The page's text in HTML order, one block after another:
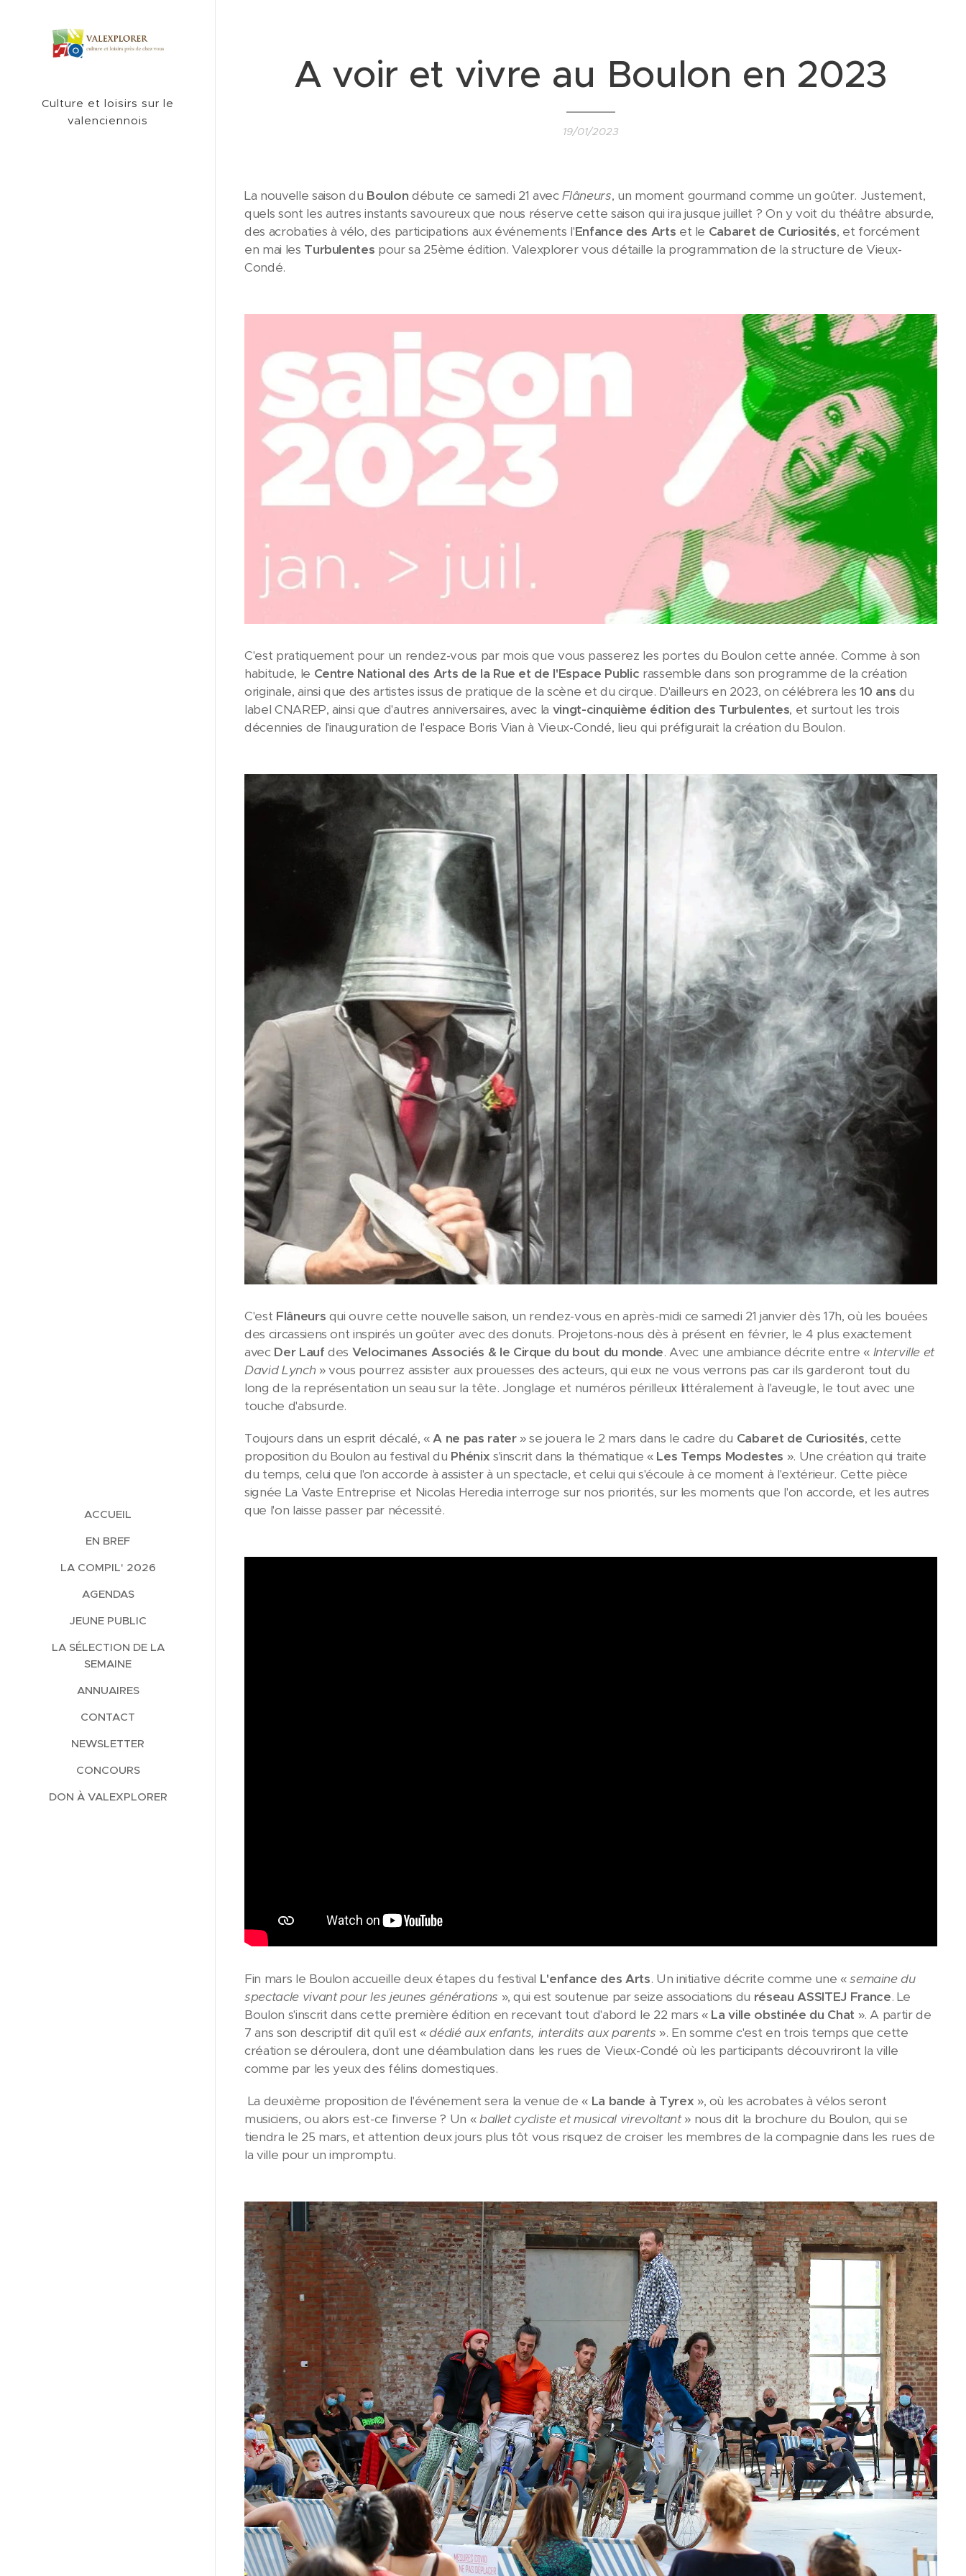
Culture et loisirs sur le
valenciennois
ACCUEIL
EN BREF
LA COMPIL' 2026
AGENDAS
JEUNE PUBLIC
LA SÉLECTION DE LA
SEMAINE
ANNUAIRES
CONTACT
NEWSLETTER
CONCOURS
DON À VALEXPLORER
A voir et vivre au Boulon en 2023
19/01/2023
La nouvelle saison du Boulon débute ce samedi 21 avecFlâneurs, un moment gourmand comme un goûter. Justement,
quels sont les autres instants savoureux que nous réserve cette saison qui ira jusque juillet ? On y voit du théâtre absurde,
des acrobaties à vélo, des participations aux événements l'Enfance des Arts et le Cabaret de Curiosités, et forcément
en mai les Turbulentes pour sa 25ème édition. Valexplorer vous détaille la programmation de la structure de Vieux-
Condé.
C'est pratiquement pour un rendez-vous par mois que vous passerez les portes du Boulon cette année. Comme à son
habitude, le Centre National des Arts de la Rue et de l'Espace Public rassemble dans son programme de la création
originale, ainsi que des artistes issus de pratique de la scène et du cirque. D'ailleurs en 2023, on célébrera les10 ans du
label CNAREP, ainsi que d'autres anniversaires, avec la vingt-cinquième édition des Turbulentes, et surtout les trois
décennies de l'inauguration de l'espace Boris Vian à Vieux-Condé, lieu qui préfigurait la création du Boulon.
C'est Flâneurs qui ouvre cette nouvelle saison, un rendez-vous en après-midi ce samedi 21 janvier dès 17h, où les bouées
des circassiens ont inspirés un goûter avec des donuts. Projetons-nous dès à présent en février, le 4 plus exactement
avec Der Laufdes Velocimanes Associés & le Cirque du bout du monde. Avec une ambiance décrite entre « Interville et
David Lynch » vous pourrez assister aux prouesses des acteurs, qui eux ne vous verrons pas car ils garderont tout du
long de la représentation un seau sur la tête. Jonglage et numéros périlleux littéralement à l'aveugle, le tout avec une
touche d'absurde.
Toujours dans un esprit décalé, «A ne pas rater » se jouera le 2 mars dans le cadre du Cabaret de Curiosités, cette
proposition du Boulon au festival du Phénix s'inscrit dans la thématique « Les Temps Modestes ». Une création qui traite
du temps, celui que l'on accorde à assister à un spectacle, et celui qui s'écoule à ce moment à l'extérieur. Cette pièce
signée La Vaste Entreprise et Nicolas Heredia interroge sur nos priorités, sur les moments que l'on accorde, et les autres
que l'on laisse passer par nécessité.
Fin mars le Boulon accueille deux étapes du festival L'enfance des Arts. Un initiative décrite comme une «semaine du
spectacle vivant pour les jeunes générations », qui est soutenue par seize associations du réseau ASSITEJ France. Le
Boulon s'inscrit dans cette première édition en recevant tout d'abord le 22 mars « La ville obstinée du Chat ». A partir de
7 ans son descriptif dit qu'il est « dédié aux enfants, interdits aux parents ». En somme c'est en trois temps que cette
création se déroulera, dont une déambulation dans les rues de Vieux-Condé où les participants découvriront la ville
comme par les yeux des félins domestiques.
La deuxième proposition de l'événement sera la venue de « La bande à Tyrex », où les acrobates à vélos seront
musiciens, ou alors est-ce l'inverse ? Un «ballet cycliste et musical virevoltant» nous dit la brochure du Boulon, qui se
tiendra le 25 mars, et attention deux jours plus tôt vous risquez de croiser les membres de la compagnie dans les rues de
la ville pour un impromptu.